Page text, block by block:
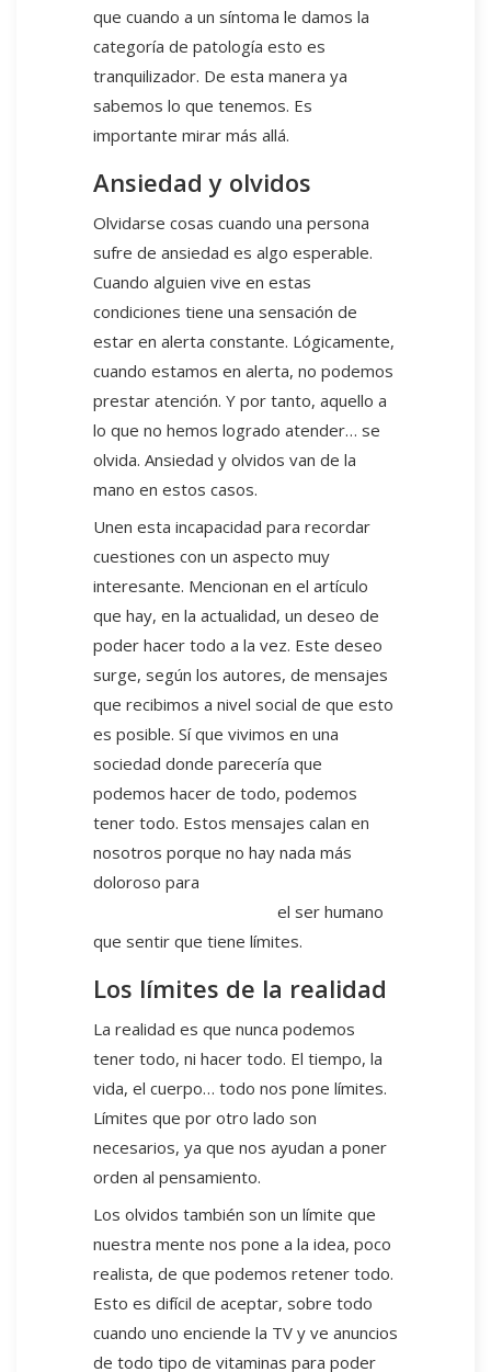
que cuando a un síntoma le damos la
categoría de patología esto es
tranquilizador. De esta manera ya
sabemos lo que tenemos. Es
importante mirar más allá.
Ansiedad y olvidos
Olvidarse cosas cuando una persona
sufre de ansiedad es algo esperable.
Cuando alguien vive en estas
condiciones tiene una sensación de
estar en alerta constante. Lógicamente,
cuando estamos en alerta, no podemos
prestar atención. Y por tanto, aquello a
lo que no hemos logrado atender… se
olvida. Ansiedad y olvidos van de la
mano en estos casos.
Unen esta incapacidad para recordar
cuestiones con un aspecto muy
interesante. Mencionan en el artículo
que hay, en la actualidad, un deseo de
poder hacer todo a la vez. Este deseo
surge, según los autores, de mensajes
que recibimos a nivel social de que esto
es posible. Sí que vivimos en una
sociedad donde parecería que
podemos hacer de todo, podemos
tener todo. Estos mensajes calan en
nosotros porque no hay nada más
doloroso para
el ser humano
que sentir que tiene límites.
Los límites de la realidad
La realidad es que nunca podemos
tener todo, ni hacer todo. El tiempo, la
vida, el cuerpo… todo nos pone límites.
Límites que por otro lado son
necesarios, ya que nos ayudan a poner
orden al pensamiento.
Los olvidos también son un límite que
nuestra mente nos pone a la idea, poco
realista, de que podemos retener todo.
Esto es difícil de aceptar, sobre todo
cuando uno enciende la TV y ve anuncios
de todo tipo de vitaminas para poder